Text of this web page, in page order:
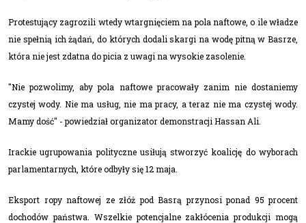
Protestujący zagrozili wtedy wtargnięciem na pola naftowe, o ile władze
nie spełnią ich żądań, do których dodali skargi na wodę pitną w Basrze,
która nie jest zdatna do picia z uwagi na wysokie zasolenie.
"Nie pozwolimy, aby pola naftowe pracowały zanim nie dostaniemy
czystej wody. Nie ma usług, nie ma pracy, a teraz nie ma czystej wody.
Mamy dość" - powiedział organizator demonstracji Hassan Ali.
Irackie ugrupowania polityczne usiłują stworzyć koalicję do wyborach
parlamentarnych, które odbyły się 12 maja.
Eksport ropy naftowej ze złóż pod Basrą przynosi ponad 95 procent
dochodów państwa. Wszelkie potencjalne zakłócenia produkcji mogą